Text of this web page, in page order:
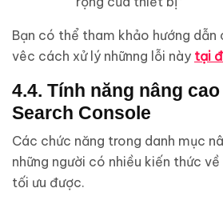
Bạn có thể tham khảo hướng dẫn
vêc cách xử lý nhữnng lỗi này tại
4.4. Tính năng nâng
Search Console
Các chức năng trong danh mục
những người có nhiều kiến thức
tối ưu được.